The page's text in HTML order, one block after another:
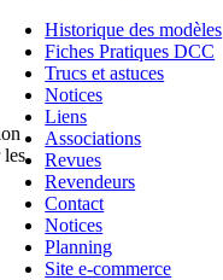
Historique des modèles
Fiches Pratiques DCC
Trucs et astuces
Notices
Liens
Associations
Revues
Revendeurs
Contact
Notices
Planning
Site e-commerce